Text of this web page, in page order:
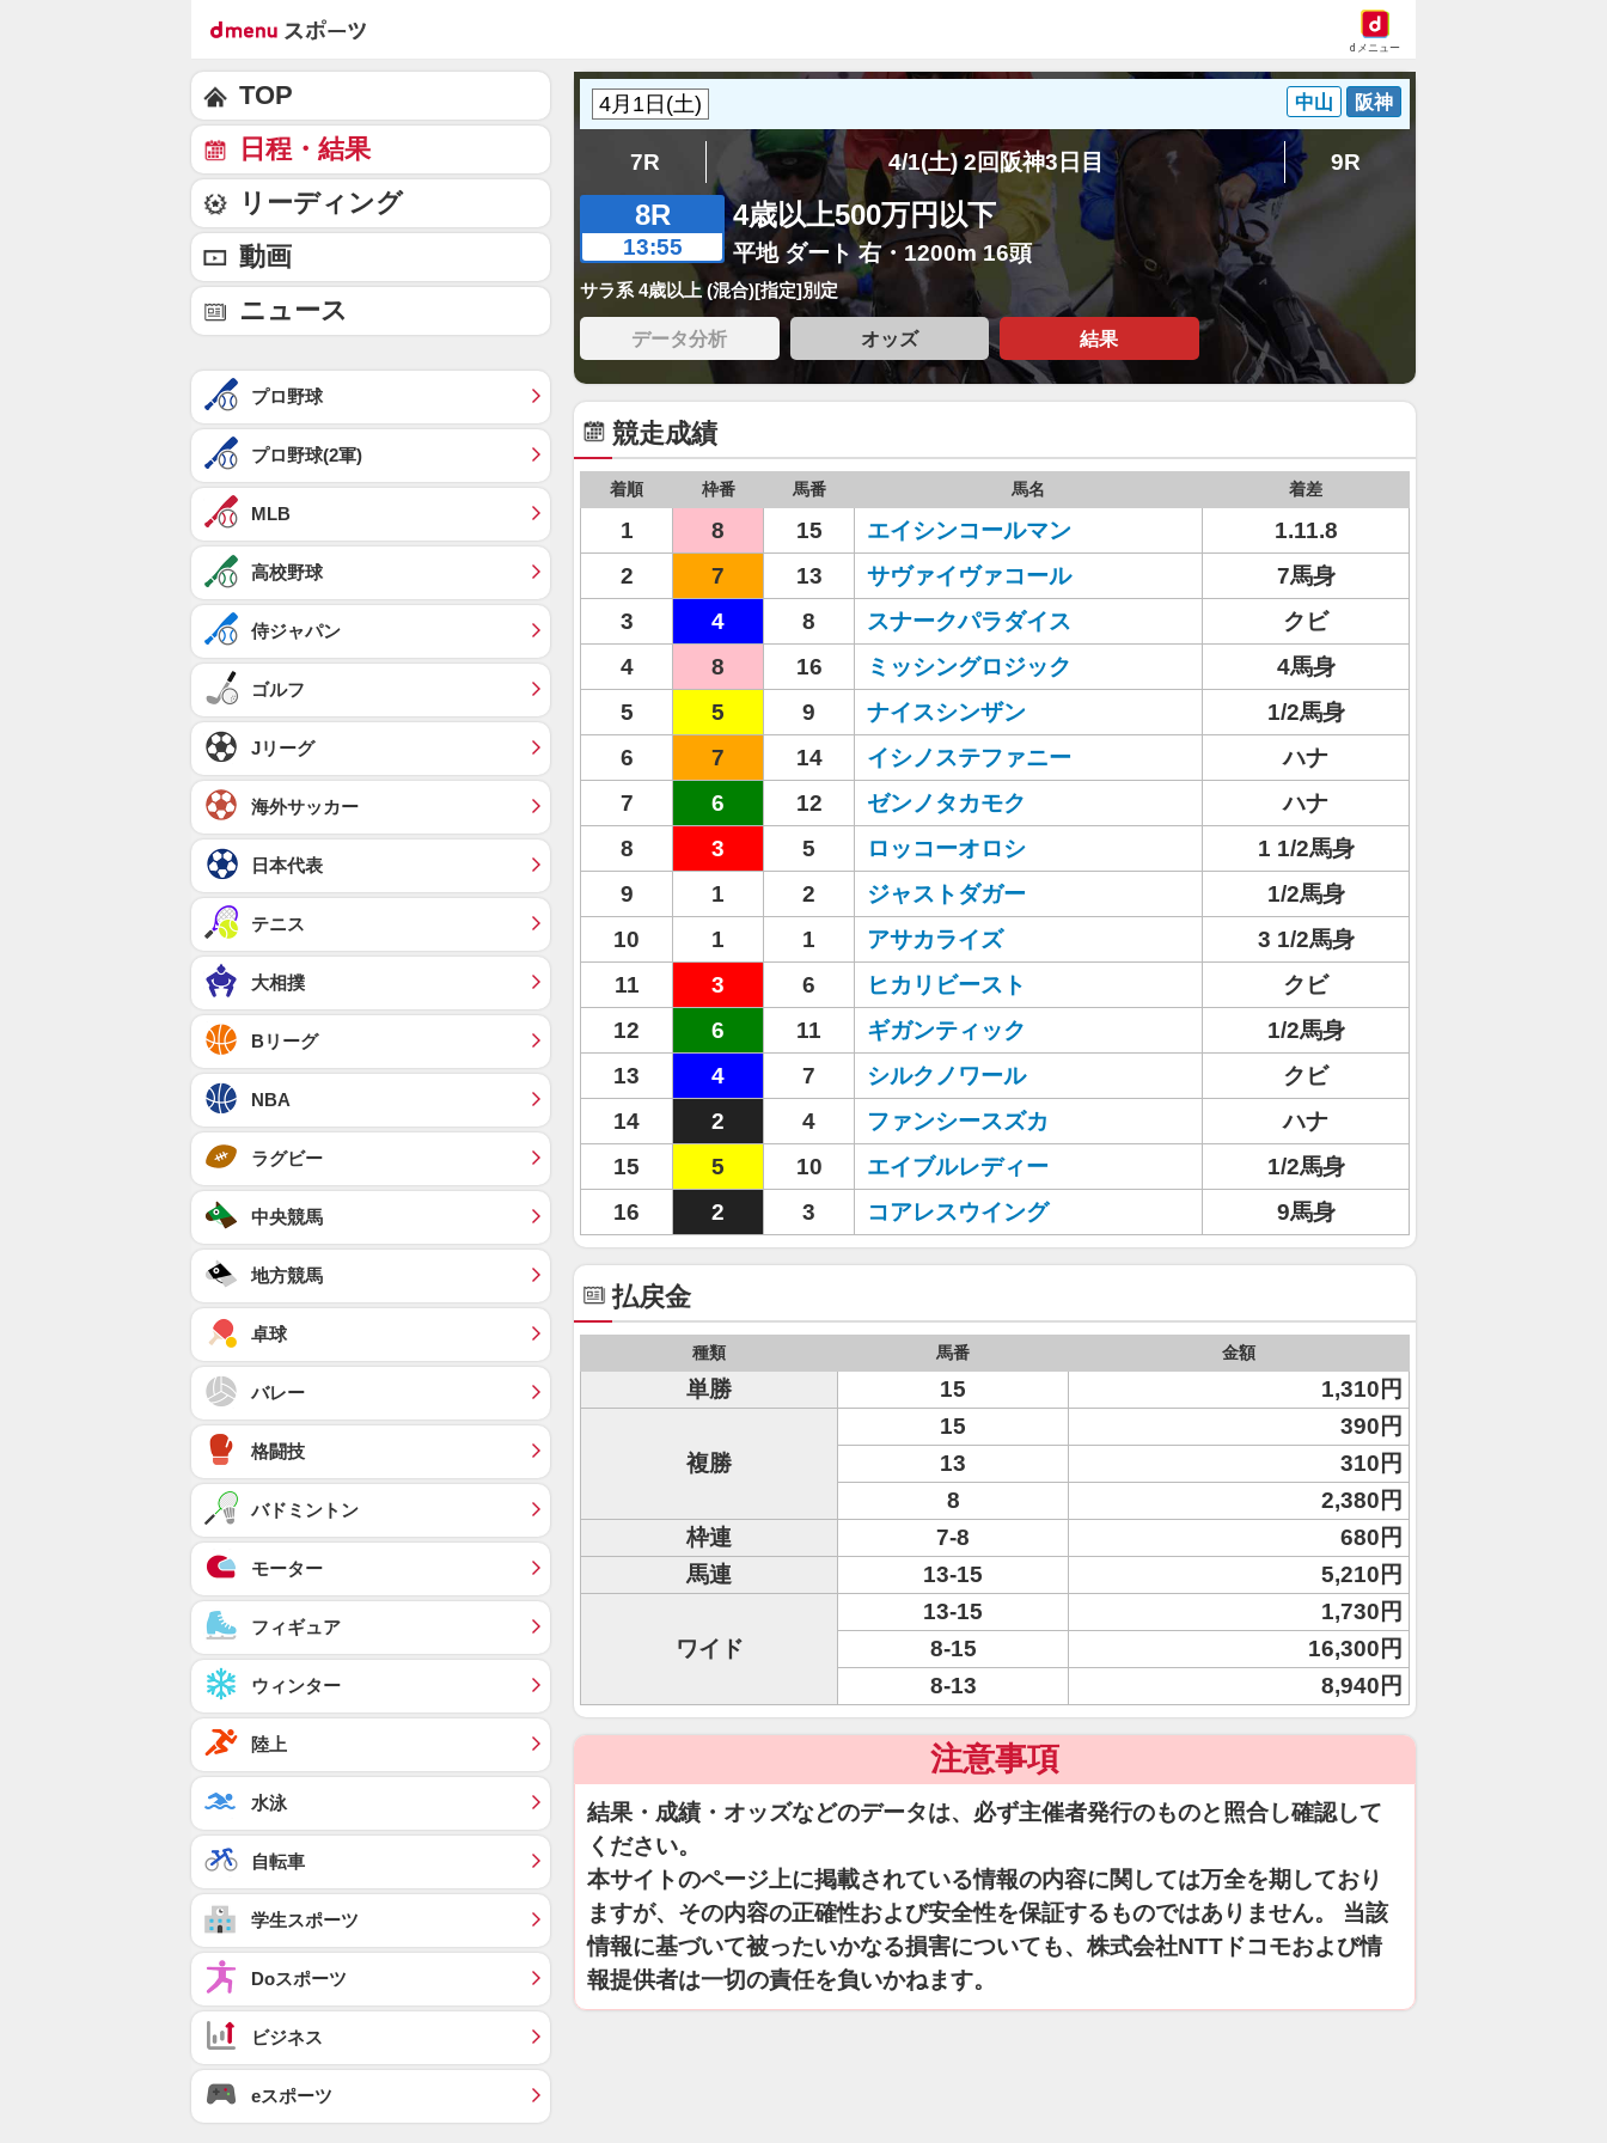
dメニュー
中山 阪神
7R 4/1(土) 2回阪神3日目 9R
8R
13:55
4歳以上500万円以下
平地 ダート 右・1200m 16頭
サラ系 4歳以上 (混合)[指定]別定
データ分析 オッズ 結果
競走成績
着順 枠番 馬番 馬名 着差
1 8 15 エイシンコールマン
1.11.8
2
7 13 サヴァイヴァコール
7馬身
3
4 8 スナークパラダイス
クビ
4
8 16 ミッシングロジック
4馬身
5
5 9 ナイスシンザン
1/2馬身
6
7 14 イシノステファニー
ハナ
7
6 12 ゼンノタカモク
ハナ
8
3 5 ロッコーオロシ
1 1/2馬身
9
1 2 ジャストダガー
1/2馬身
10
1 1 アサカライズ
3 1/2馬身
11
3 6 ヒカリビースト
クビ
12
6 11 ギガンティック
1/2馬身
13
4 7 シルクノワール
クビ
14
2 4 ファンシースズカ
ハナ
15
5 10 エイブルレディー
1/2馬身
16
2 3 コアレスウイング 9馬身
払戻金
種類 馬番 金額
単勝 15 1,310円
複勝
15
390円
13
310円
8
2,380円
枠連
7-8
680円
馬連
13-15 5,210円
ワイド
13-15
1,730円
8-15
16,300円
8-13
8,940円
注意事項
結果・成績・オッズなどのデータは、必ず主催者発行のものと照合し確認して
ください。
本サイトのページ上に掲載されている情報の内容に関しては万全を期しており
ますが、その内容の正確性および安全性を保証するものではありません。 当該
情報に基づいて被ったいかなる損害についても、株式会社NTTドコモおよび情
報提供者は一切の責任を負いかねます。
TOP
日程・結果
リーディング
動画
ニュース
プロ野球
プロ野球(2軍)
MLB
高校野球
侍ジャパン
ゴルフ
Jリーグ
海外サッカー
日本代表
テニス
大相撲
Bリーグ
NBA
ラグビー
中央競馬
地方競馬
卓球
バレー
格闘技
バドミントン
モーター
フィギュア
ウィンター
陸上
水泳
自転車
学生スポーツ
Doスポーツ
ビジネス
eスポーツ